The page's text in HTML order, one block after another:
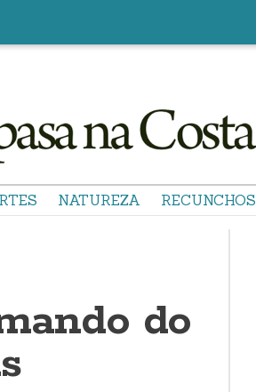
NATUREZA RECUNCHOS
do